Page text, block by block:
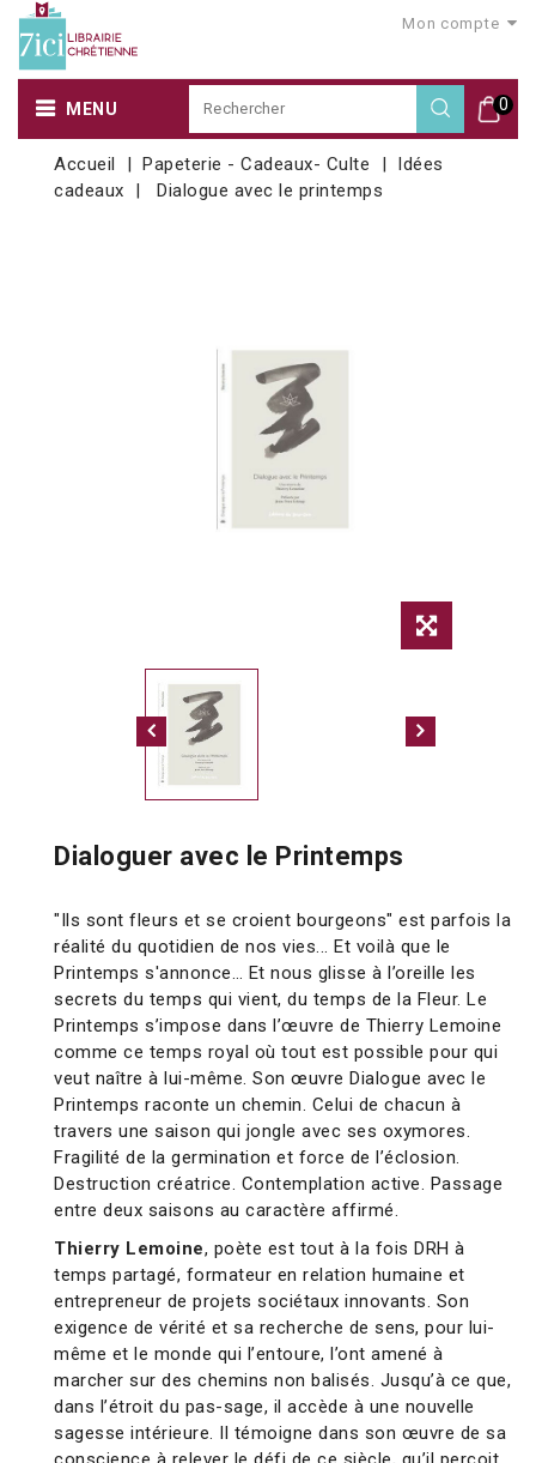
Mon compte
0
MENU
Accueil Papeterie - Cadeaux- Culte
Idées
cadeaux
Dialogue avec le printemps
Dialoguer avec le Printemps
"Ils sont fleurs et se croient bourgeons" est parfois la
réalité du quotidien de nos vies... Et voilà que le
Printemps s'annonce… Et nous glisse à l’oreille les
secrets du temps qui vient, du temps de la Fleur. Le
Printemps s’impose dans l’œuvre de Thierry Lemoine
comme ce temps royal où tout est possible pour qui
veut naître à lui-même. Son œuvre Dialogue avec le
Printemps raconte un chemin. Celui de chacun à
travers une saison qui jongle avec ses oxymores.
Fragilité de la germination et force de l’éclosion.
Destruction créatrice. Contemplation active. Passage
entre deux saisons au caractère affirmé.
Thierry Lemoine, poète est tout à la fois DRH à
temps partagé, formateur en relation humaine et
entrepreneur de projets sociétaux innovants. Son
exigence de vérité et sa recherche de sens, pour lui-
même et le monde qui l’entoure, l’ont amené à
marcher sur des chemins non balisés. Jusqu’à ce que,
dans l’étroit du pas-sage, il accède à une nouvelle
sagesse intérieure. Il témoigne dans son œuvre de sa